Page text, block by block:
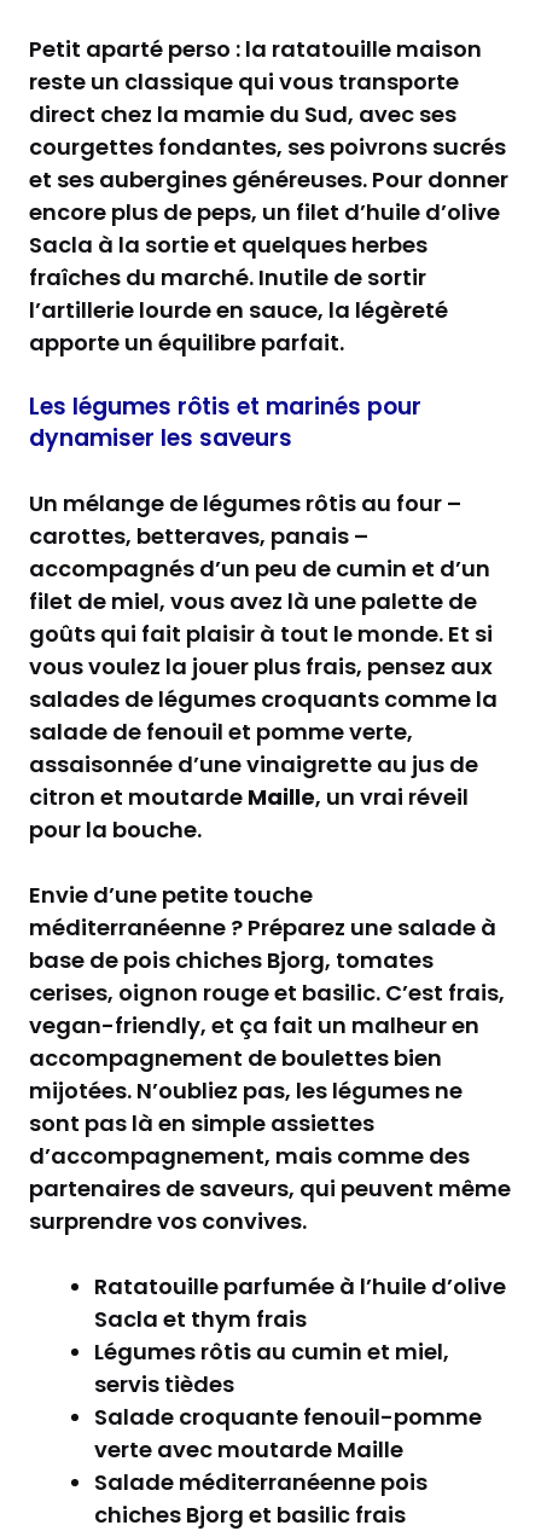
Petit aparté perso : la ratatouille maison
reste un classique qui vous transporte
direct chez la mamie du Sud, avec ses
courgettes fondantes, ses poivrons sucrés
et ses aubergines généreuses. Pour donner
encore plus de peps, un filet d’huile d’olive
Sacla à la sortie et quelques herbes
fraîches du marché. Inutile de sortir
l’artillerie lourde en sauce, la légèreté
apporte un équilibre parfait.
Les légumes rôtis et marinés pour
dynamiser les saveurs
Un mélange de légumes rôtis au four –
carottes, betteraves, panais –
accompagnés d’un peu de cumin et d’un
filet de miel, vous avez là une palette de
goûts qui fait plaisir à tout le monde. Et si
vous voulez la jouer plus frais, pensez aux
salades de légumes croquants comme la
salade de fenouil et pomme verte,
assaisonnée d’une vinaigrette au jus de
citron et moutarde Maille, un vrai réveil
pour la bouche.
Envie d’une petite touche
méditerranéenne ? Préparez une salade à
base de pois chiches Bjorg, tomates
cerises, oignon rouge et basilic. C’est frais,
vegan-friendly, et ça fait un malheur en
accompagnement de boulettes bien
mijotées. N’oubliez pas, les légumes ne
sont pas là en simple assiettes
d’accompagnement, mais comme des
partenaires de saveurs, qui peuvent même
surprendre vos convives.
Ratatouille parfumée à l’huile d’olive
Sacla et thym frais
Légumes rôtis au cumin et miel,
servis tièdes
Salade croquante fenouil-pomme
verte avec moutarde Maille
Salade méditerranéenne pois
chiches Bjorg et basilic frais